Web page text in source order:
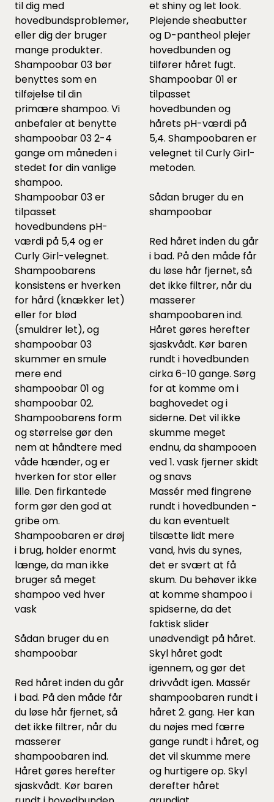
til dig med
hovedbundsproblemer,
eller dig der bruger
mange produkter.
Shampoobar 03 bør
benyttes som en
tilføjelse til din
primære shampoo. Vi
anbefaler at benytte
shampoobar 03 2-4
gange om måneden i
stedet for din vanlige
shampoo.
Shampoobar 03 er
tilpasset
hovedbundens pH-
værdi på 5,4 og er
Curly Girl-velegnet.
Shampoobarens
konsistens er hverken
for hård (knækker let)
eller for blød
(smuldrer let), og
shampoobar 03
skummer en smule
mere end
shampoobar 01 og
shampoobar 02.
Shampoobarens form
og størrelse gør den
nem at håndtere med
våde hænder, og er
hverken for stor eller
lille. Den firkantede
form gør den god at
gribe om.
Shampoobaren er drøj
i brug, holder enormt
længe, da man ikke
bruger så meget
shampoo ved hver
vask
Sådan bruger du en
shampoobar
Red håret inden du går
i bad. På den måde får
du løse hår fjernet, så
det ikke filtrer, når du
masserer
shampoobaren ind.
Håret gøres herefter
sjaskvådt. Kør baren
et shiny og let look.
Plejende sheabutter
og D-pantheol plejer
hovedbunden og
tilfører håret fugt.
Shampoobar 01 er
tilpasset
hovedbunden og
hårets pH-værdi på
5,4. Shampoobaren er
velegnet til Curly Girl-
metoden.
Sådan bruger du en
shampoobar
Red håret inden du går
i bad. På den måde får
du løse hår fjernet, så
det ikke filtrer, når du
masserer
shampoobaren ind.
Håret gøres herefter
sjaskvådt. Kør baren
rundt i hovedbunden
cirka 6-10 gange. Sørg
for at komme om i
baghovedet og i
siderne. Det vil ikke
skumme meget
endnu, da shampooen
ved 1. vask fjerner skidt
og snavs
Massér med fingrene
rundt i hovedbunden -
du kan eventuelt
tilsætte lidt mere
vand, hvis du synes,
det er svært at få
skum. Du behøver ikke
at komme shampoo i
spidserne, da det
faktisk slider
unødvendigt på håret.
Skyl håret godt
igennem, og gør det
drivvådt igen. Massér
shampoobaren rundt i
håret 2. gang. Her kan
du nøjes med færre
gange rundt i håret, og
det vil skumme mere
og hurtigere op. Skyl
derefter håret